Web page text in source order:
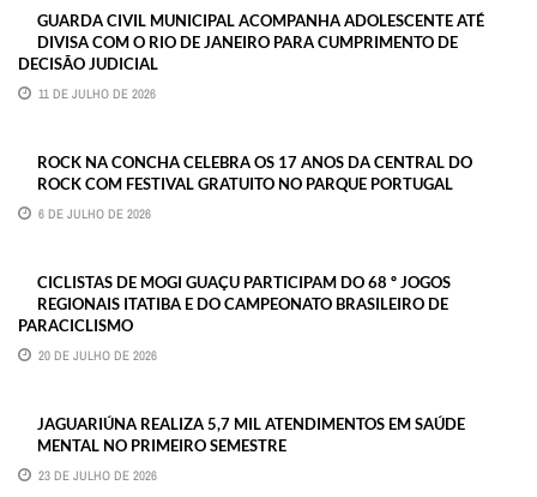
GUARDA CIVIL MUNICIPAL ACOMPANHA ADOLESCENTE ATÉ
DIVISA COM O RIO DE JANEIRO PARA CUMPRIMENTO DE
DECISÃO JUDICIAL
11 DE JULHO DE 2026
ROCK NA CONCHA CELEBRA OS 17 ANOS DA CENTRAL DO
ROCK COM FESTIVAL GRATUITO NO PARQUE PORTUGAL
6 DE JULHO DE 2026
CICLISTAS DE MOGI GUAÇU PARTICIPAM DO 68 º JOGOS
REGIONAIS ITATIBA E DO CAMPEONATO BRASILEIRO DE
PARACICLISMO
20 DE JULHO DE 2026
JAGUARIÚNA REALIZA 5,7 MIL ATENDIMENTOS EM SAÚDE
MENTAL NO PRIMEIRO SEMESTRE
23 DE JULHO DE 2026